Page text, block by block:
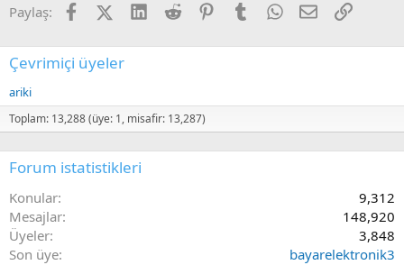
Paylaş: FacebookX (Twitter)
LinkedIn
Reddit PinterestTumblrWhatsApp
E-postaLink
Çevrimiçi üyeler
ariki
Toplam: 13,288 (üye: 1, misafir: 13,287)
Forum istatistikleri
Konular
9,312
Mesajlar
148,920
Üyeler
3,848
Son üye
bayarelektronik3